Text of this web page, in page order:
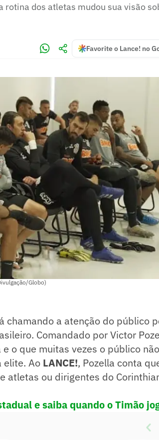
dos atletas mudou sua visão
Favorite o Lance! no
Globo)
chamando a atenção do público
Comandado por Victor
o que muitas vezes o público não
elite. Ao LANCE!, Pozella conta
atletas ou dirigentes do
e saiba quando o Timão